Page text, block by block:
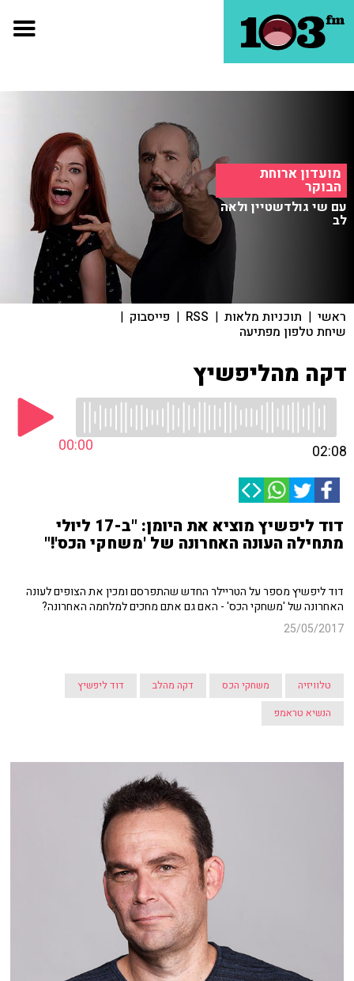
מועדון ארוחת
הבוקר
עם שי גולדשטיין ולאה
לב
ראשי | תוכניות מלאות |
RSS
| פייסבוק |
שיחת טלפון מפתיעה
דקה מהליפשיץ
00:00 02:08
דוד ליפשיץ מוציא את היומן: "ב-17 ליולי
מתחילה העונה האחרונה של 'משחקי הכס'!"
דוד ליפשיץ מספר על הטריילר החדש שהתפרסם ומכין את הצופים לעונה
האחרונה של 'משחקי הכס' - האם גם אתם מחכים למלחמה האחרונה?
25/05/2017
טלוויזיה משחקי הכס דקה מהלב
דוד ליפשיץ
הנשיא טראמפ